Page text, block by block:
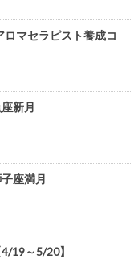
マセラピスト養成コ
新月
座満月
19～5/20】